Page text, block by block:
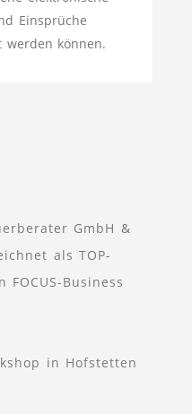
Einsprüche
werden können.
GmbH &
als TOP-
Business
in Hofstetten